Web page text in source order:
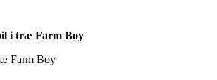
i træ Farm Boy